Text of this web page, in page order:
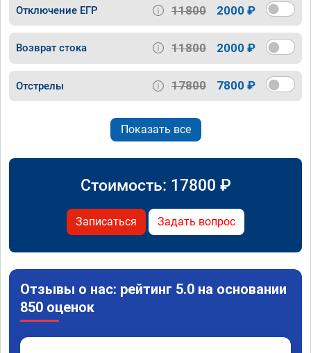
Отключение ЕГР 11800 2000 ₽
Возврат стока 11800 2000 ₽
Отстрелы 17800 7800 ₽
Показать все
Стоимость: 17800 ₽
Записаться Задать вопрос
Отзывы о нас: рейтинг 5.0 на основании
850 оценок